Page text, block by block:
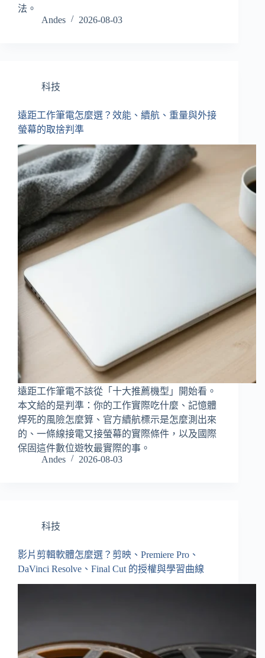
法。
Andes
2026-08-03
科技
遠距工作筆電怎麼選？效能、續航、重量與外接
螢幕的取捨判準
遠距工作筆電不該從「十大推薦機型」開始看。
本文給的是判準：你的工作實際吃什麼、記憶體
焊死的風險怎麼算、官方續航標示是怎麼測出來
的、一條線接電又接螢幕的實際條件，以及國際
保固這件數位遊牧最實際的事。
Andes
2026-08-03
科技
影片剪輯軟體怎麼選？剪映、Premiere Pro、
DaVinci Resolve、Final Cut 的授權與學習曲線